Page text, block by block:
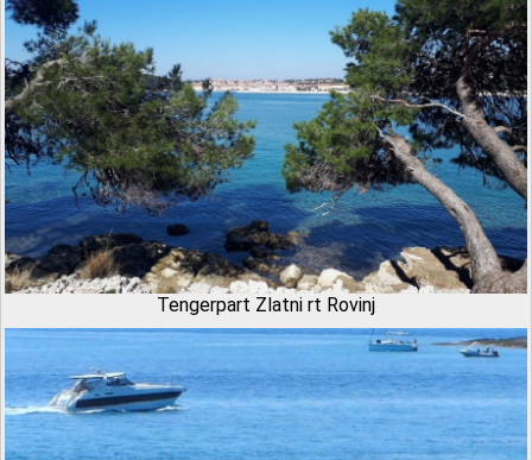
Tengerpart Zlatni rt Rovinj